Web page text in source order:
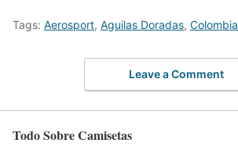
Tags: Aerosport, Aguilas Doradas, Colombia
Leave a Comment
Todo Sobre Camisetas